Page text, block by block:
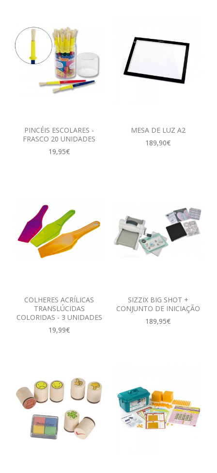
PINCÉIS ESCOLARES -
FRASCO 20 UNIDADES
19,95€
MESA DE LUZ A2
189,90€
COLHERES ACRÍLICAS
TRANSLÚCIDAS
COLORIDAS - 3 UNIDADES
19,99€
SIZZIX BIG SHOT +
CONJUNTO DE INICIAÇÃO
189,95€